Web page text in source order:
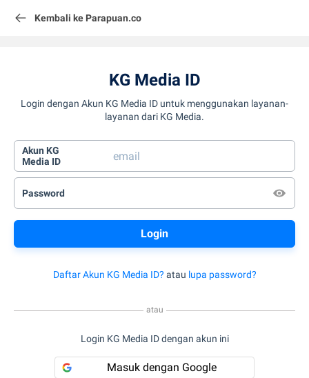
Kembali ke Parapuan.co
KG Media ID
Login dengan Akun KG Media ID untuk menggunakan layanan-
layanan dari KG Media.
Akun KG
Media ID
Password
Daftar Akun KG Media ID? atau lupa password?
atau
Login KG Media ID dengan akun ini
Masuk dengan Google